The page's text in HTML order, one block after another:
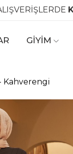
GİYİM
Kahverengi